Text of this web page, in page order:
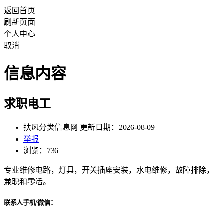
返回首页
刷新页面
个人中心
取消
信息内容
求职电工
扶风分类信息网 更新日期：2026-08-09
举报
浏览：736
专业维修电路，灯具，开关插座安装，水电维修，故障排除，
兼职和零活。
联系人手机/微信：